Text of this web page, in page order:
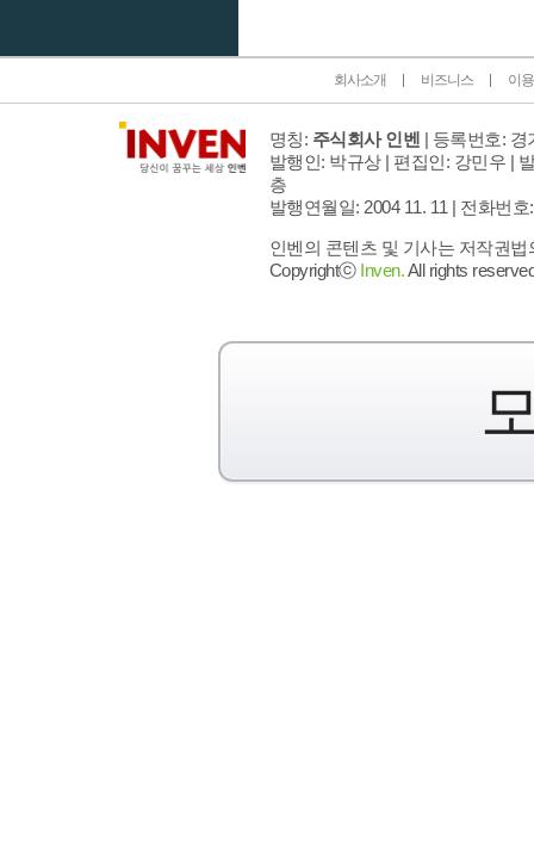
회사소개 비즈니스 이
명칭: 주식회사 인벤 | 등록번호: 경
발행인: 박규상 | 편집인: 강민우 |
층
발행연월일: 2004 11. 11 | 전화번호
인벤의 콘텐츠 및 기사는 저작권
Copyrightⓒ Inven.All rights